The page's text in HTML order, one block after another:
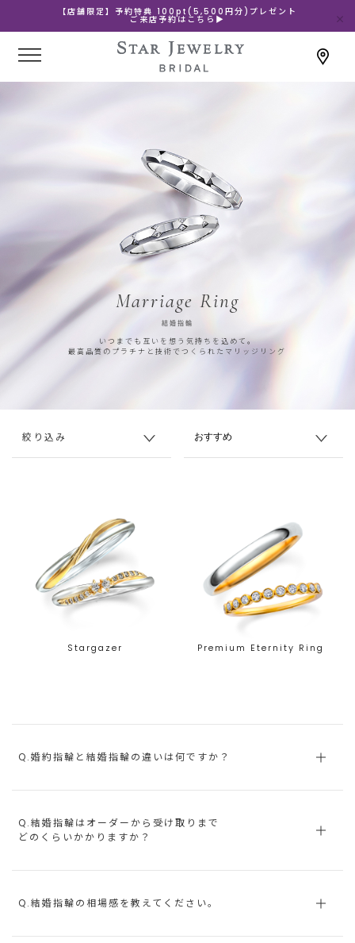
【店舗限定】予約特典 100pt(5,500円分)プレゼント
ご来店予約はこちら▶
Marriage Ring
結婚指輪
いつまでも互いを想う気持ちを込めて。
最高品質のプラチナと技術でつくられたマリッジリング
絞り込み
Stargazer Premium Eternity Ring
Q.婚約指輪と結婚指輪の違いは何ですか？
Q.結婚指輪はオーダーから受け取りまで
どのくらいかかりますか？
Q.結婚指輪の相場感を教えてください。